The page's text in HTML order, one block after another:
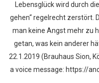
Lebensglück wird durch
gehen“ regelrecht zerstört.
man keine Angst mehr zu
getan, was kein anderer
22.1.2019 (Brauhaus Sion,
a voice message: https://